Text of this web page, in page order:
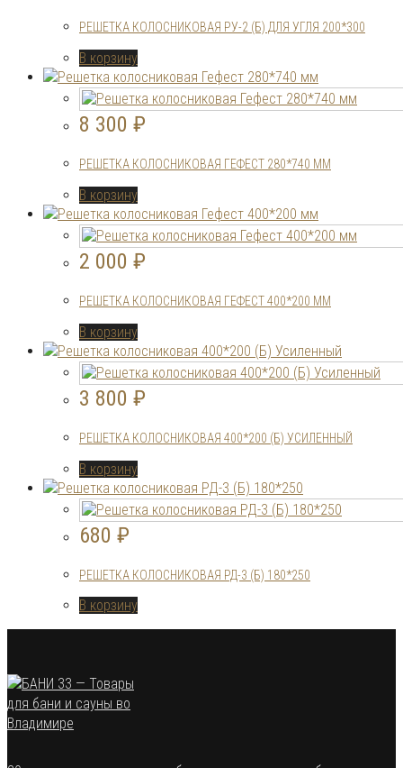
РЕШЕТКА КОЛОСНИКОВАЯ РУ-2 (Б) ДЛЯ УГЛЯ 200*300
В корзину
8 300 ₽
РЕШЕТКА КОЛОСНИКОВАЯ ГЕФЕСТ 280*740 ММ
В корзину
2 000 ₽
РЕШЕТКА КОЛОСНИКОВАЯ ГЕФЕСТ 400*200 ММ
В корзину
3 800 ₽
РЕШЕТКА КОЛОСНИКОВАЯ 400*200 (Б) УСИЛЕННЫЙ
В корзину
680 ₽
РЕШЕТКА КОЛОСНИКОВАЯ РД-3 (Б) 180*250
В корзину